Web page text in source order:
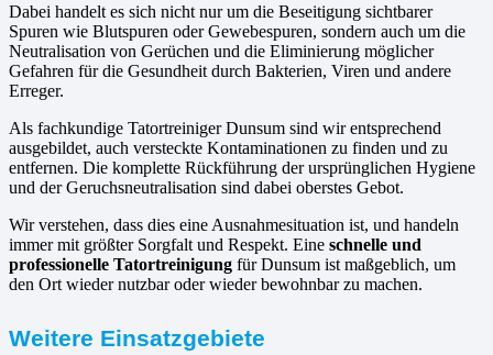
Dabei handelt es sich nicht nur um die Beseitigung sichtbarer
Spuren wie Blutspuren oder Gewebespuren, sondern auch um die
Neutralisation von Gerüchen und die Eliminierung möglicher
Gefahren für die Gesundheit durch Bakterien, Viren und andere
Erreger.
Als fachkundige Tatortreiniger Dunsum sind wir entsprechend
ausgebildet, auch versteckte Kontaminationen zu finden und zu
entfernen. Die komplette Rückführung der ursprünglichen Hygiene
und der Geruchsneutralisation sind dabei oberstes Gebot.
Wir verstehen, dass dies eine Ausnahmesituation ist, und handeln
immer mit größter Sorgfalt und Respekt. Eine schnelle und
professionelle Tatortreinigung für Dunsum ist maßgeblich, um
den Ort wieder nutzbar oder wieder bewohnbar zu machen.
Weitere Einsatzgebiete